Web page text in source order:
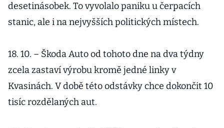
desetinásobek. To vyvolalo paniku u čerpacích
stanic, ale i na nejvyšších politických místech.
18. 10. – Škoda Auto od tohoto dne na dva týdny
zcela zastaví výrobu kromě jedné linky v
Kvasinách. V době této odstávky chce dokončit 10
tisíc rozdělaných aut.